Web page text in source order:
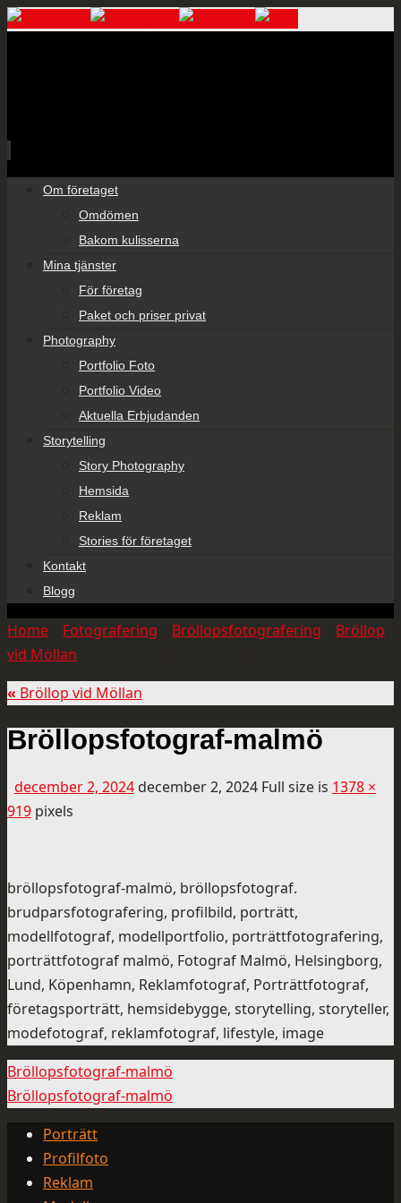
Om företaget
Omdömen
Bakom kulisserna
Mina tjänster
För företag
Paket och priser privat
Photography
Portfolio Foto
Portfolio Video
Aktuella Erbjudanden
Storytelling
Story Photography
Hemsida
Reklam
Stories för företaget
Kontakt
Blogg
Home Fotografering Bröllopsfotografering
Bröllop
vid Möllan
« Bröllop vid Möllan
Bröllopsfotograf-malmö
december 2, 2024 december 2, 2024 Full size is 1378 ×
919 pixels
bröllopsfotograf-malmö, bröllopsfotograf.
brudparsfotografering, profilbild, porträtt,
modellfotograf, modellportfolio, porträttfotografering,
porträttfotograf malmö, Fotograf Malmö, Helsingborg,
Lund, Köpenhamn, Reklamfotograf, Porträttfotograf,
företagsporträtt, hemsidebygge, storytelling, storyteller,
modefotograf, reklamfotograf, lifestyle, image
Bröllopsfotograf-malmö
Bröllopsfotograf-malmö
Porträtt
Profilfoto
Reklam